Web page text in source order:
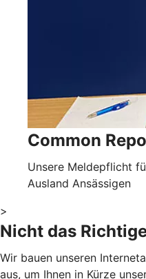
Common
Unsere Meldepflicht
Ausland Ansässigen
>
Nicht das
Wir bauen unseren
aus, um Ihnen in Kürze